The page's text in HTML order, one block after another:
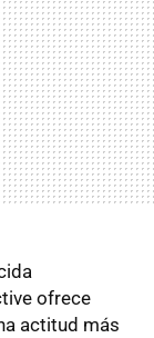
ofrece
actitud más